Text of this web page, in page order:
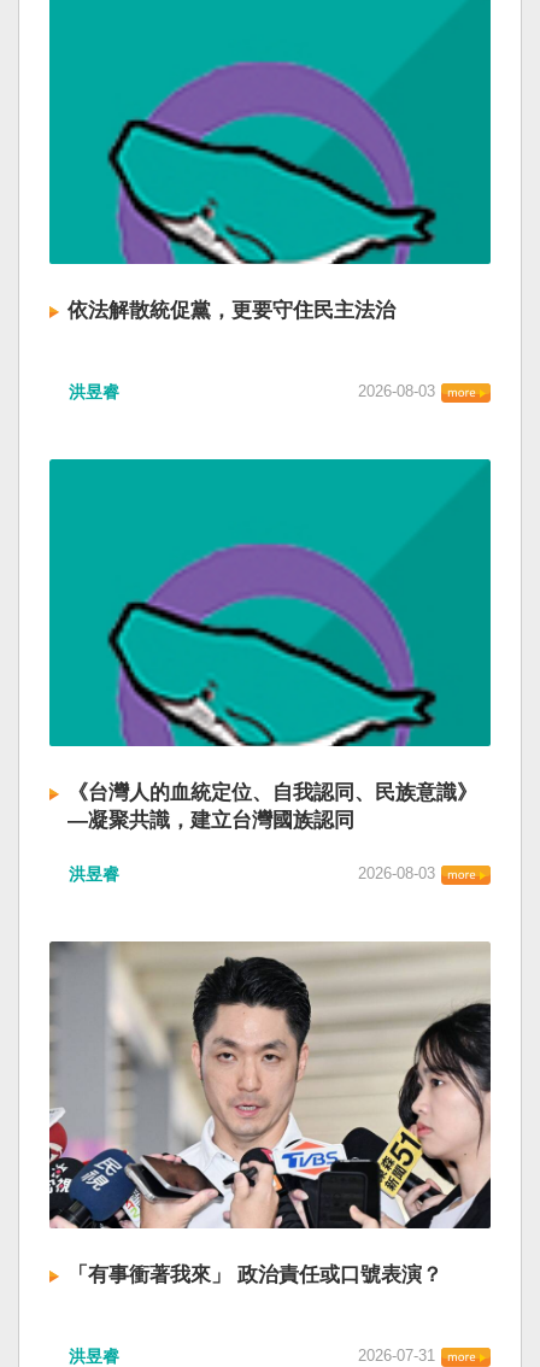
依法解散統促黨，更要守住民主法治
洪昱睿 2026-08-03
《台灣人的血統定位、自我認同、民族意識》
—凝聚共識，建立台灣國族認同
洪昱睿 2026-08-03
「有事衝著我來」 政治責任或口號表演？
洪昱睿 2026-07-31